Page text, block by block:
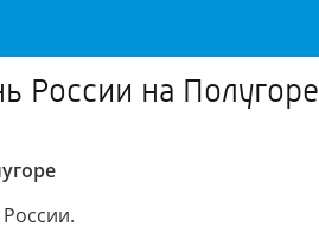
России на Полугоре